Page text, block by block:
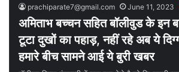
prachiparate7@gmail.com June 11, 2023
अमिताभ बच्चन सहित बॉलीवुड के इन
टूटा दुखों का पहाड़, नहीं रहे अब ये
हमारे बीच सामने आई ये बुरी खबर